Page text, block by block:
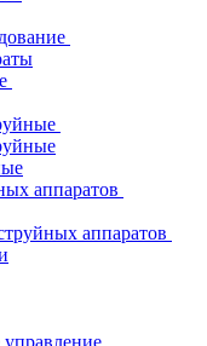
аппаратов
аппаратов